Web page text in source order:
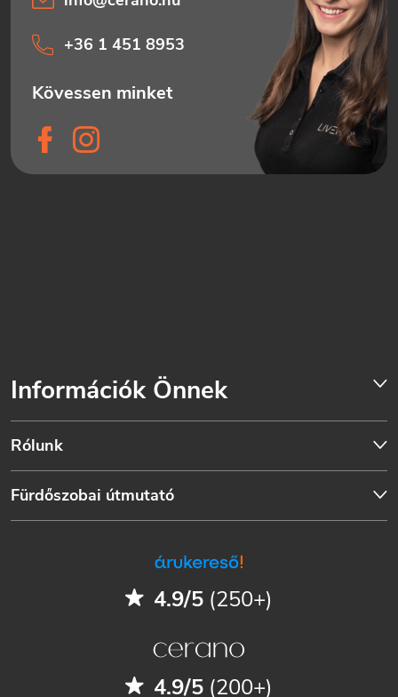
Információk Önnek
Rólunk
Fürdőszobai útmutató
+36 1 451 8953
4.9/5 (250+)
4.9/5 (200+)